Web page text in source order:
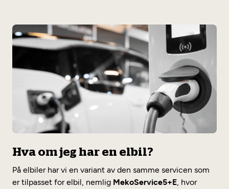
Hva om jeg har en elbil?
På elbiler har vi en variant av den samme servicen som
er tilpasset for elbil, nemlig MekoService5+E, hvor